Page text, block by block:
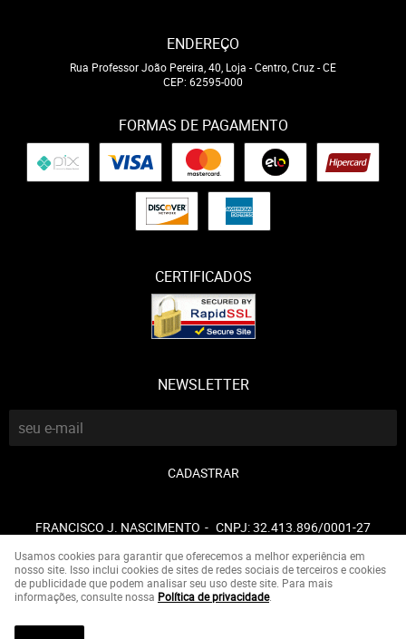
ENDEREÇO
Rua Professor João Pereira, 40, Loja -Centro, Cruz-CE
CEP: 62595-000
FORMAS DE PAGAMENTO
CERTIFICADOS
NEWSLETTER
CADASTRAR
FRANCISCO J. NASCIMENTO CNPJ: 32.413.896/0001-27
LOJA VIRTUAL CRIADA POR
Usamos cookies para garantir que oferecemos a melhor experiência em
nosso site. Isso inclui cookies de sites de redes sociais de terceiros e cookies
de publicidade que podem analisar seu uso deste site. Para mais
informações, consulte nossa Política de privacidade.